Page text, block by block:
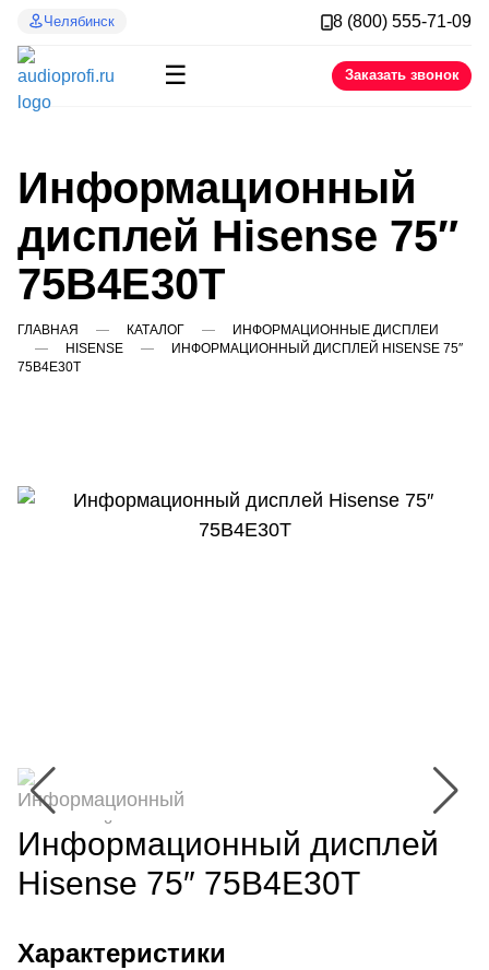
Челябинск 8 (800) 555-71-09
☰ Заказать звонок
Информационный
дисплей Hisense 75″
75B4E30T
ГЛАВНАЯ КАТАЛОГ
ИНФОРМАЦИОННЫЕ ДИСПЛЕИ
HISENSE
ИНФОРМАЦИОННЫЙ ДИСПЛЕЙ HISENSE 75″
75B4E30T
Информационный дисплей
Hisense 75″ 75B4E30T
Характеристики